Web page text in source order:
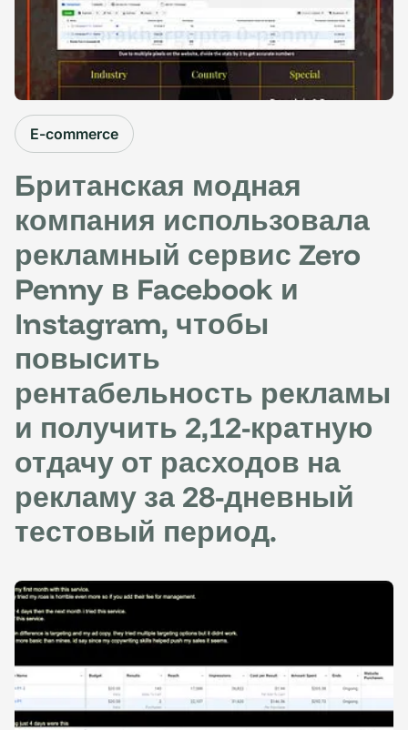
E-commerce
Британская модная
компания использовала
рекламный сервис Zero
Penny в Facebook и
Instagram, чтобы
повысить
рентабельность рекламы
и получить 2,12-кратную
отдачу от расходов на
рекламу за 28-дневный
тестовый период.